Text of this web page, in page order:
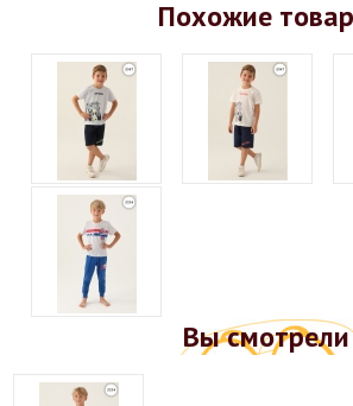
Похожие
Вы смотрели